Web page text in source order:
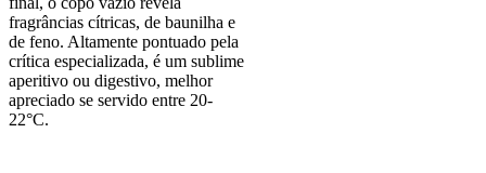
fragrâncias cítricas, de baunilha e
de feno. Altamente pontuado pela
crítica especializada, é um sublime
aperitivo ou digestivo, melhor
apreciado se servido entre 20-
22°C.